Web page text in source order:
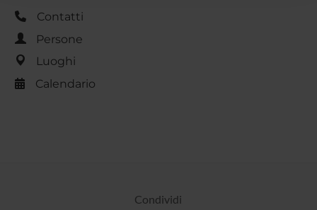
raccolto dal tuo utilizzo dei loro servizi.
Contatti
Persone
Luoghi
Calendario
Condividi